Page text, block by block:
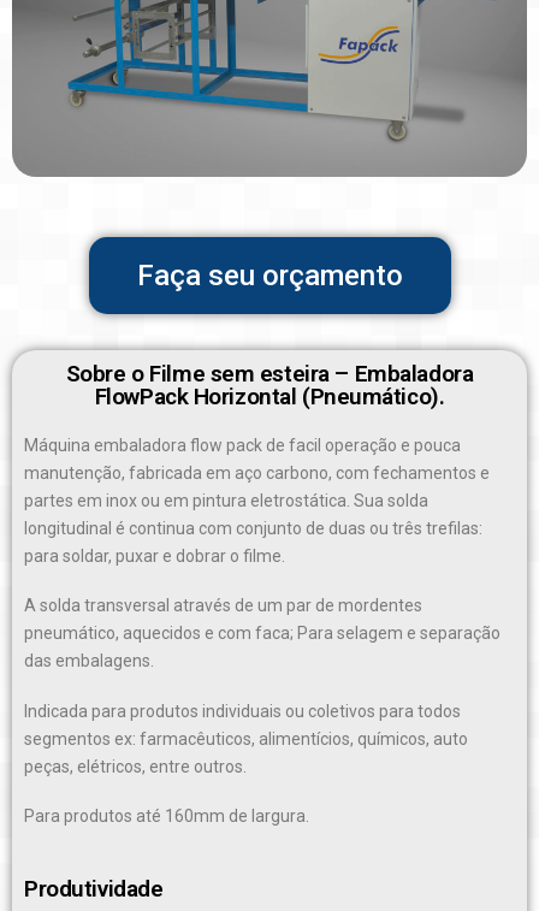
Faça seu orçamento
Sobre o Filme sem esteira – Embaladora
FlowPack Horizontal (Pneumático).
Máquina embaladora flow pack de facil operação e pouca
manutenção, fabricada em aço carbono, com fechamentos e
partes em inox ou em pintura eletrostática. Sua solda
longitudinal é continua com conjunto de duas ou três trefilas:
para soldar, puxar e dobrar o filme.
A solda transversal através de um par de mordentes
pneumático, aquecidos e com faca; Para selagem e separação
das embalagens.
Indicada para produtos individuais ou coletivos para todos
segmentos ex: farmacêuticos, alimentícios, químicos, auto
peças, elétricos, entre outros.
Para produtos até 160mm de largura.
Produtividade